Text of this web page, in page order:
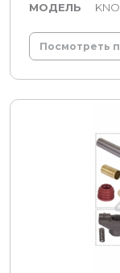
МОДЕЛЬ
Посмотреть